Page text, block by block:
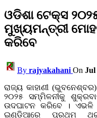
ଓଡିଶା ଟେକ୍ସ
ମୁଖ୍ୟମନ୍ତ୍ରୀ
କରିବେ
By rajyakahani On Jul
ରାଜ୍ୟ କାହାଣୀ
୨୦୨୫ ସମ୍ମିଳନୀକୁ
ଉଦଘାଟନ କରିବେ । ଏଭଳି
ଇଣ୍ଡିଆରେ ପ୍ରଥମ